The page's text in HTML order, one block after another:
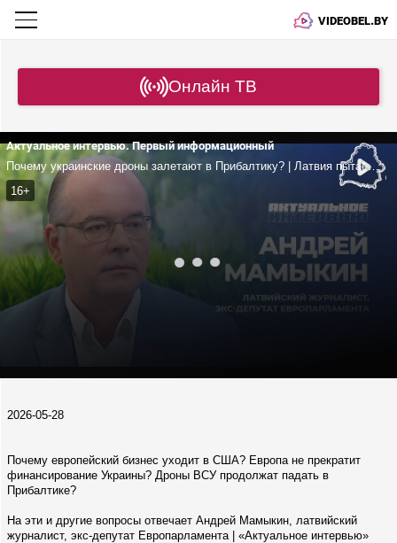
VIDEOBEL.BY
Онлайн ТВ
Актуальное интервью. Первый информационный
Почему украинские дроны залетают в Прибалтику? | Латвия пытается ослабить Россию? | Циничные заявления про трагедию в Старобельске
16+
2026-05-28
Почему европейский бизнес уходит в США? Европа не прекратит
финансирование Украины? Дроны ВСУ продолжат падать в
Прибалтике?
На эти и другие вопросы отвечает Андрей Мамыкин, латвийский
журналист, экс-депутат Европарламента | «Актуальное интервью»